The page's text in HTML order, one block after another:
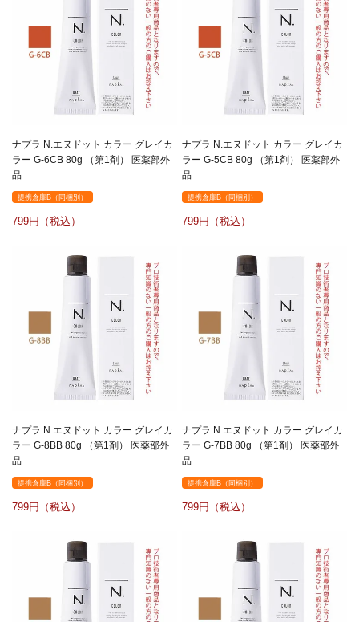
ナプラ N.エヌドット カラー グレイカ
ラー G-6CB 80g （第1剤） 医薬部外
品
提携倉庫B（同梱別）
799
ナプラ N.エヌドット カラー グレイカ
ラー G-5CB 80g （第1剤） 医薬部外
品
提携倉庫B（同梱別）
799
ナプラ N.エヌドット カラー グレイカ
ラー G-8BB 80g （第1剤） 医薬部外
品
提携倉庫B（同梱別）
799
ナプラ N.エヌドット カラー グレイカ
ラー G-7BB 80g （第1剤） 医薬部外
品
提携倉庫B（同梱別）
799